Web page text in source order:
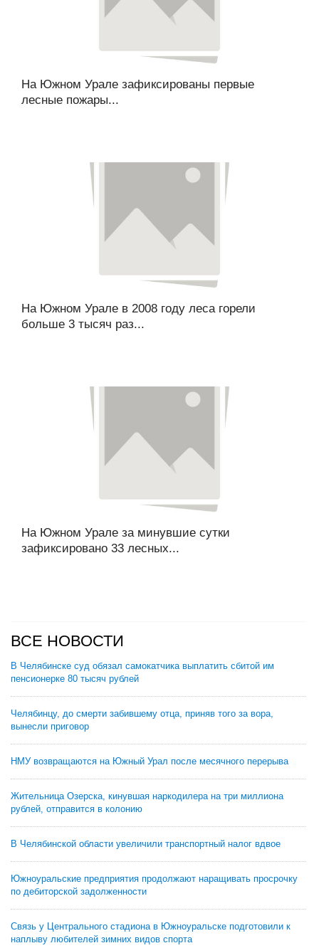
На Южном Урале зафиксированы первые
лесные пожары...
На Южном Урале в 2008 году леса горели
больше 3 тысяч раз...
На Южном Урале за минувшие сутки
зафиксировано 33 лесных...
ВСЕ НОВОСТИ
В Челябинске суд обязал самокатчика выплатить сбитой им
пенсионерке 80 тысяч рублей
Челябинцу, до смерти забившему отца, приняв того за вора,
вынесли приговор
НМУ возвращаются на Южный Урал после месячного перерыва
Жительница Озерска, кинувшая наркодилера на три миллиона
рублей, отправится в колонию
В Челябинской области увеличили транспортный налог вдвое
Южноуральские предприятия продолжают наращивать просрочку
по дебиторской задолженности
Связь у Центрального стадиона в Южноуральске подготовили к
наплыву любителей зимних видов спорта